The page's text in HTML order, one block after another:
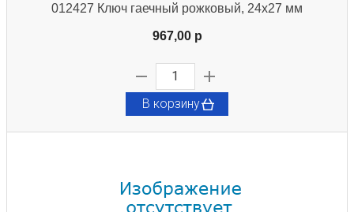
012427 Ключ гаечный рожковый, 24х27 мм
967,00 p
В корзину